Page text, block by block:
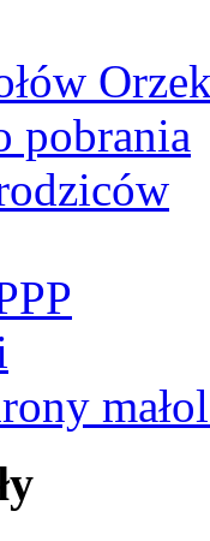
pobrania